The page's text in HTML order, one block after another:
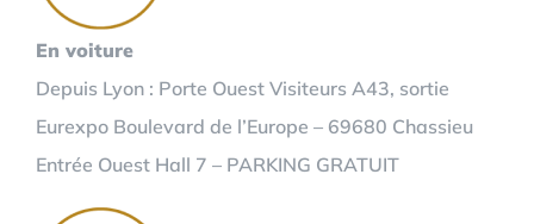
En voiture
Depuis Lyon : Porte Ouest Visiteurs A43, sortie
Eurexpo Boulevard de l’Europe – 69680 Chassieu
Entrée Ouest Hall 7 – PARKING GRATUIT